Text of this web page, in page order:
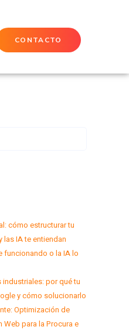
CONTACTO
cómo estructurar tu
las IA te entiendan
funcionando o la IA lo
industriales: por qué tu
y cómo solucionarlo
Optimización de
para la Procura e